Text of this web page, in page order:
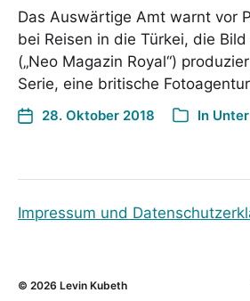
Das Auswärtige Amt warnt vor
bei Reisen in die Türkei, die
(„Neo Magazin Royal“)
Serie, eine britische
28. Oktober 2018 In
Impressum und
© 2026 Levin Kubeth